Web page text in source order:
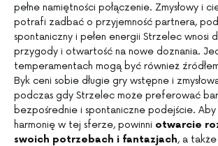
pełne namiętności połączenie. Zmysłowy i
potrafi zadbać o przyjemność partnera,
spontaniczny i pełen energii Strzelec wnosi
przygody i otwartość na nowe doznania.
temperamentach mogą być również
Byk ceni sobie długie gry wstępne i
podczas gdy Strzelec może preferować
bezpośrednie i spontaniczne podejście.
harmonię w tej sferze, powinni otwarcie
swoich potrzebach i fantazjach, a